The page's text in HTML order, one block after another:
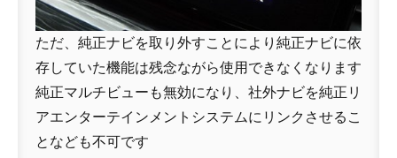
ただ、純正ナビを取り外すことにより純正ナビに依
存していた機能は残念ながら使用できなくなります
純正マルチビューも無効になり、社外ナビを純正リ
アエンターテインメントシステムにリンクさせるこ
となども不可です